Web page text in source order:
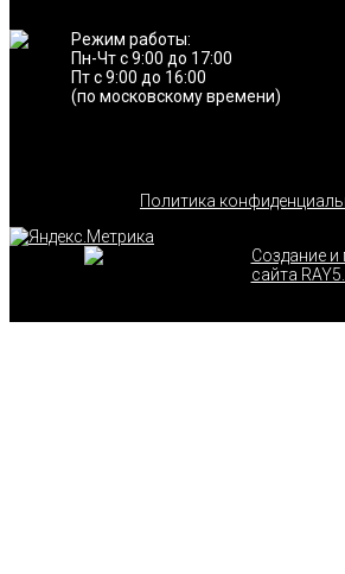
Режим работы:
Пн-Чт с 9:00 до 17:00
Пт с 9:00 до 16:00
(по московскому времени)
Политика
Создание
сайта